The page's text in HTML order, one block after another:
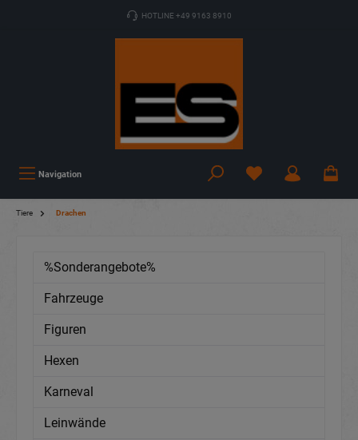
HOTLINE +49 9163 8910
Navigation
Tiere Drachen
%Sonderangebote%
Fahrzeuge
Figuren
Hexen
Karneval
Leinwände